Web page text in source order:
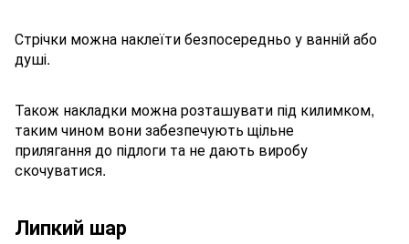
Стрічки можна наклеїти безпосередньо у ванній або
душі.
Також накладки можна розташувати під килимком,
таким чином вони забезпечують щільне
прилягання до підлоги та не дають виробу
скочуватися.
Липкий шар